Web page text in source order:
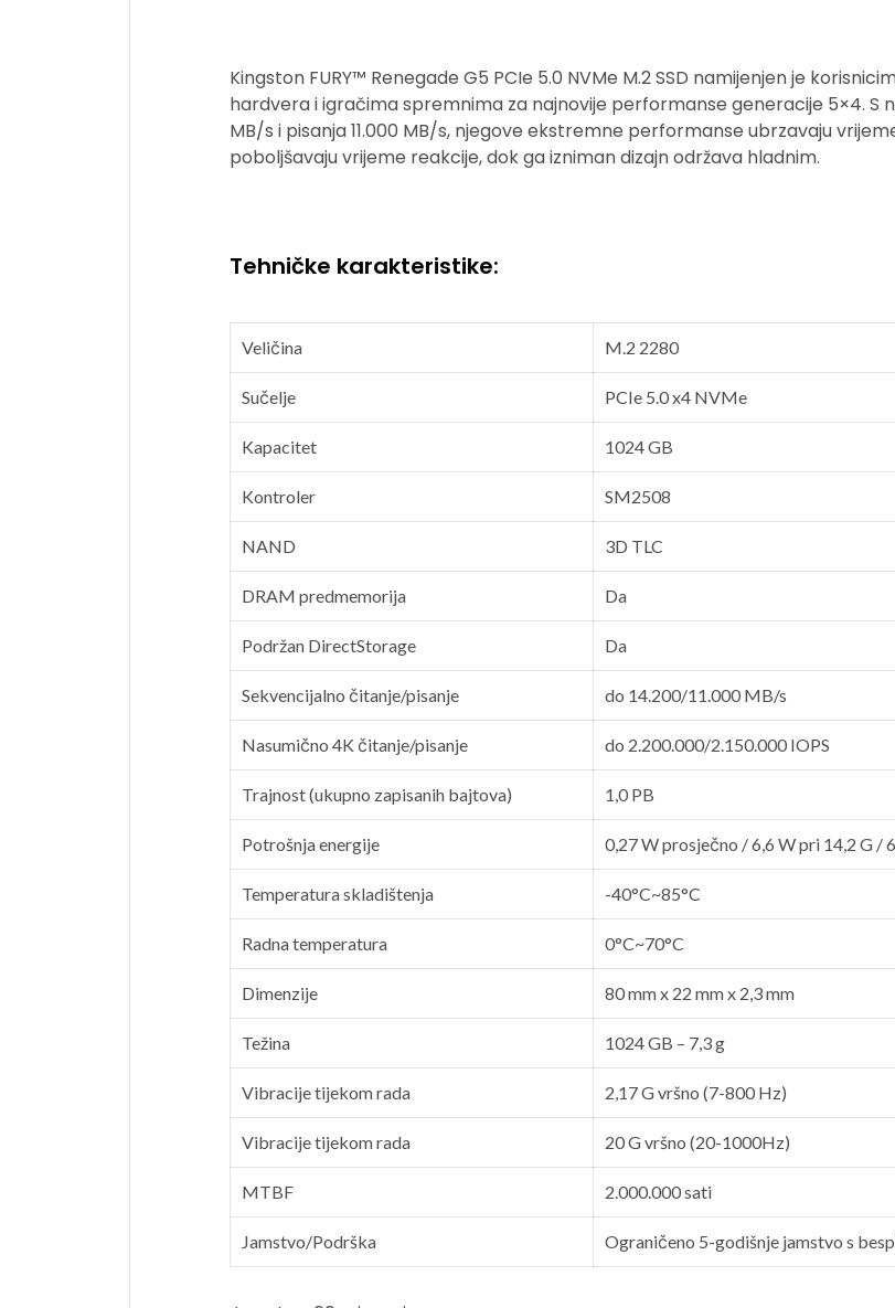
Kingston FURY™ Renegade G5 PCIe 5.0 NVMe M.2 SSD namijenjen je
hardvera i igračima spremnima za najnovije performanse generacije 5×4. S
MB/s i pisanja 11.000 MB/s, njegove ekstremne performanse ubrzavaju
poboljšavaju vrijeme reakcije, dok ga izniman dizajn održava hladnim.
Tehničke karakteristike:
Veličina M.2 2280
Sučelje PCIe 5.0 x4 NVMe
Kapacitet 1024 GB
Kontroler SM2508
NAND 3D TLC
DRAM predmemorija Da
Podržan DirectStorage Da
Sekvencijalno čitanje/pisanje do 14.200/11.000 MB/s
Nasumično 4K čitanje/pisanje do 2.200.000/2.150.000 IOPS
Trajnost (ukupno zapisanih bajtova) 1,0 PB
Potrošnja energije 0,27 W prosječno / 6,6 W pri 14,2 G /
Temperatura skladištenja -40°C~85°C
Radna temperatura 0°C~70°C
Dimenzije 80 mm x 22 mm x 2,3 mm
Težina 1024 GB – 7,3 g
Vibracije tijekom rada 2,17 G vršno (7-800 Hz)
Vibracije tijekom rada 20 G vršno (20-1000Hz)
MTBF 2.000.000 sati
Jamstvo/Podrška Ograničeno 5-godišnje jamstvo s